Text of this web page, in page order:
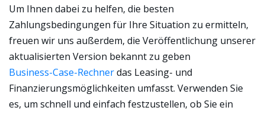
Um Ihnen dabei zu helfen, die besten
Zahlungsbedingungen für Ihre Situation zu ermitteln,
freuen wir uns außerdem, die Veröffentlichung unserer
aktualisierten Version bekannt zu geben
Business-Case-Rechnerdas Leasing- und
Finanzierungsmöglichkeiten umfasst. Verwenden Sie
es, um schnell und einfach festzustellen, ob Sie ein